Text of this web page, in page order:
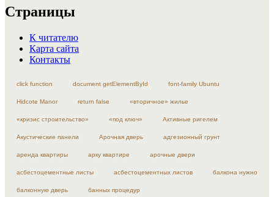
Страницы
К читателю
Карта сайта
Контакты
click function document getElementById font-family Ubuntu
Hidcote Manor return false «вторичное» жилье
«кризис строительство» «под ключ» Активные ригелем
Акустические панели Арочная дверь адгезионный грунт
аренда квартиры арку квартире арочные двери
асбестоцементные листы асбестоцементных листов балкона нужно
балконную дверь банных процедур